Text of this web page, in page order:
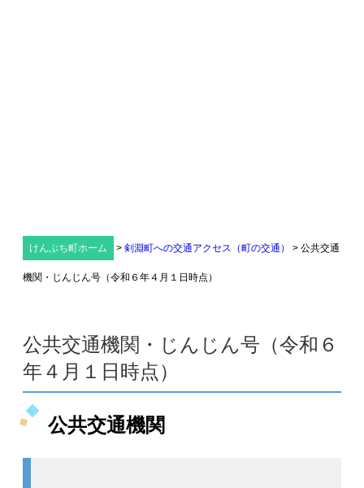
けんぶち町ホーム > 剣淵町への交通アクセス（町の交通） > 公共交通
機関・じんじん号（令和６年４月１日時点）
公共交通機関・じんじん号（令和６
年４月１日時点）
公共交通機関